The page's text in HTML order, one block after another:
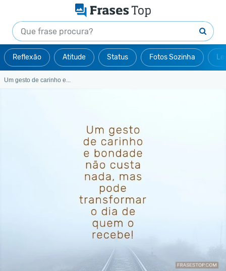
Reflexão Atitude Status Fotos Sozinha
Um gesto de carinho e...